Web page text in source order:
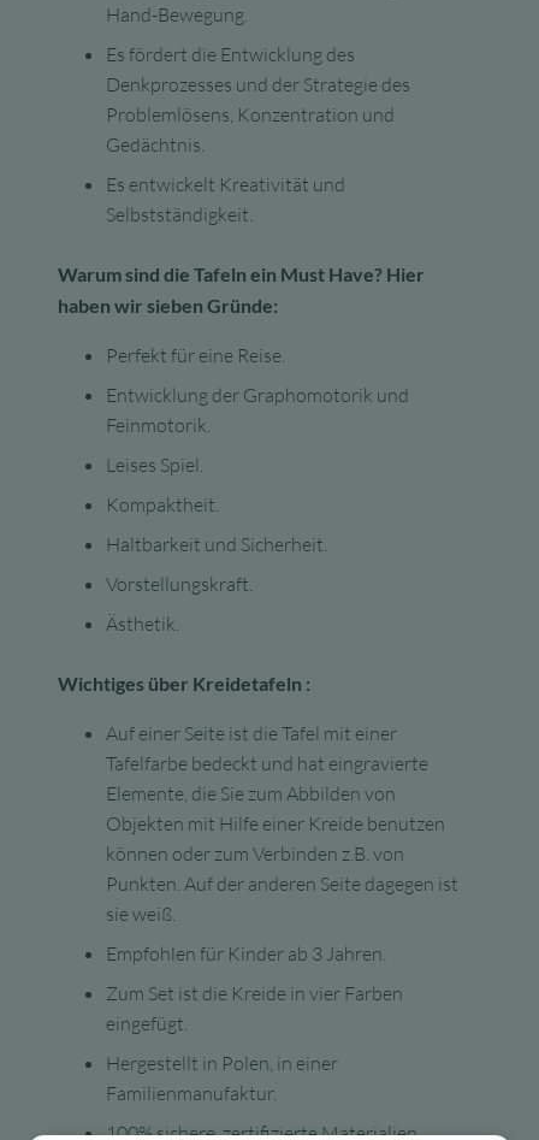
Hand-Bewegung.
Es fördert die Entwicklung des
Denkprozesses und der Strategie des
Problemlösens, Konzentration und
Gedächtnis.
Es entwickelt Kreativität und
Selbstständigkeit.
Warum sind die Tafeln ein Must Have? Hier
haben wir sieben Gründe:
Perfekt für eine Reise.
Entwicklung der Graphomotorik und
Feinmotorik.
Leises Spiel.
Kompaktheit.
Haltbarkeit und Sicherheit.
Vorstellungskraft.
Ästhetik.
Wichtiges über Kreidetafeln :
Auf einer Seite ist die Tafel mit einer
Tafelfarbe bedeckt und hat eingravierte
Elemente, die Sie zum Abbilden von
Objekten mit Hilfe einer Kreide benutzen
können oder zum Verbinden z.B. von
Punkten. Auf der anderen Seite dagegen ist
sie weiß.
Empfohlen für Kinder ab 3 Jahren.
Zum Set ist die Kreide in vier Farben
eingefügt.
Hergestellt in Polen, in einer
Familienmanufaktur.
100% sichere, zertifizierte Materialien.